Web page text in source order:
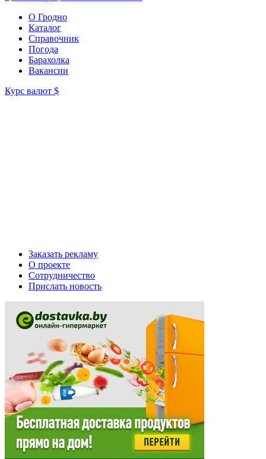
О Гродно
Каталог
Справочник
Погода
Барахолка
Вакансии
Курс валют $
Заказать рекламу
О проекте
Сотрудничество
Прислать новость